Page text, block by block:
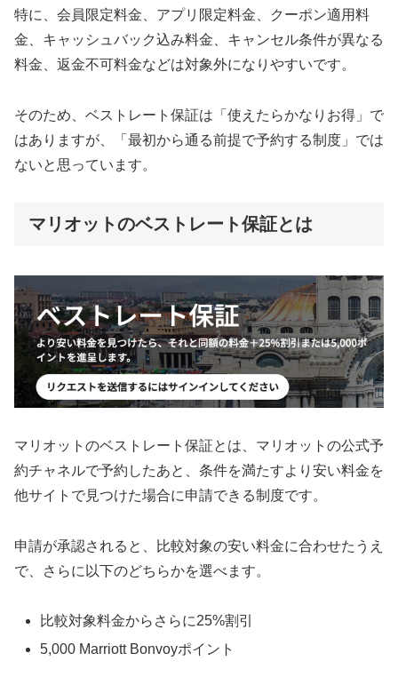
特に、会員限定料金、アプリ限定料金、クーポン適用料
金、キャッシュバック込み料金、キャンセル条件が異なる
料金、返金不可料金などは対象外になりやすいです。
そのため、ベストレート保証は「使えたらかなりお得」で
はありますが、「最初から通る前提で予約する制度」では
ないと思っています。
マリオットのベストレート保証とは
マリオットのベストレート保証とは、マリオットの公式予
約チャネルで予約したあと、条件を満たすより安い料金を
他サイトで見つけた場合に申請できる制度です。
申請が承認されると、比較対象の安い料金に合わせたうえ
で、さらに以下のどちらかを選べます。
比較対象料金からさらに25%割引
5,000 Marriott Bonvoyポイント